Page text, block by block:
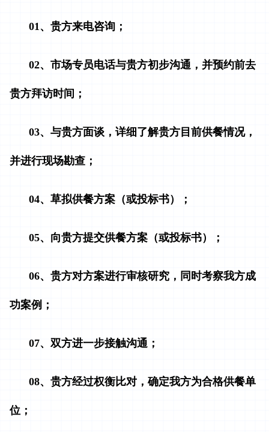
01、贵方来电咨询；
02、市场专员电话与贵方初步沟通，并预约前去
贵方拜访时间；
03、与贵方面谈，详细了解贵方目前供餐情况，
并进行现场勘查；
04、草拟供餐方案（或投标书）；
05、向贵方提交供餐方案（或投标书）；
06、贵方对方案进行审核研究，同时考察我方成
功案例；
07、双方进一步接触沟通；
08、贵方经过权衡比对，确定我方为合格供餐单
位；